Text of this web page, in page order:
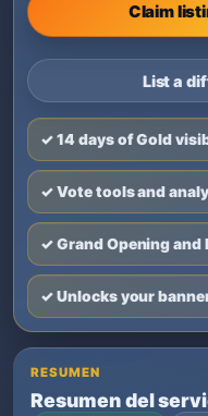
Claim
List a
✓ 14 days of Gold
✓ Vote tools and
✓ Grand Opening
✓ Unlocks your
RESUMEN
Resumen del